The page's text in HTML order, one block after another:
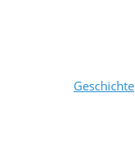
Geschichte